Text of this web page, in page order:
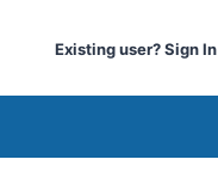
Existing user? Sign In